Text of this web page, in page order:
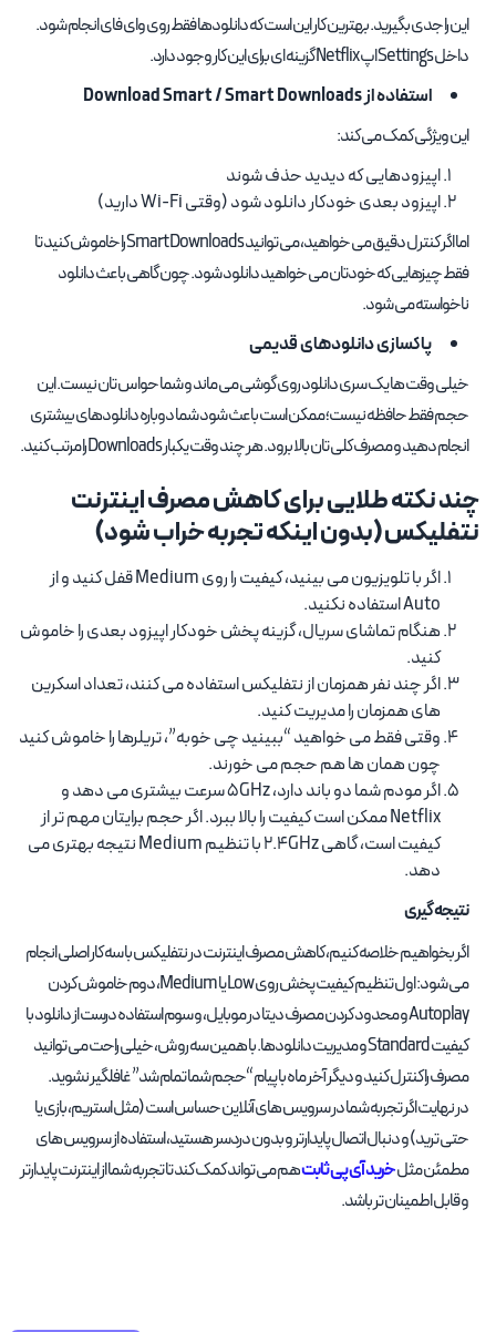
این را جدی بگیرید. بهترین کار این است که دانلودها فقط روی وای فای انجام شود.
داخل Settings اپ Netflix گزینه ای برای این کار وجود دارد.
استفاده از Download Smart / Smart Downloads
این ویژگی کمک می کند:
اپیزودهایی که دیدید حذف شوند
اپیزود بعدی خودکار دانلود شود (وقتی Wi-Fi دارید)
اما اگر کنترل دقیق می خواهید، می توانید Smart Downloads را خاموش کنید تا
فقط چیزهایی که خودتان می خواهید دانلود شود. چون گاهی باعث دانلود
ناخواسته می شود.
پاکسازی دانلودهای قدیمی
خیلی وقت ها یک سری دانلود روی گوشی می ماند و شما حواس تان نیست. این
حجم فقط حافظه نیست؛ ممکن است باعث شود شما دوباره دانلودهای بیشتری
انجام دهید و مصرف کلی تان بالا برود. هر چند وقت یکبار Downloads را مرتب کنید.
چند نکته طلایی برای کاهش مصرف اینترنت
نتفلیکس (بدون اینکه تجربه خراب شود)
اگر با تلویزیون می بینید، کیفیت را روی Medium قفل کنید و از
Auto استفاده نکنید.
هنگام تماشای سریال، گزینه پخش خودکار اپیزود بعدی را خاموش
کنید.
اگر چند نفر همزمان از نتفلیکس استفاده می کنند، تعداد اسکرین
های همزمان را مدیریت کنید.
وقتی فقط می خواهید “ببینید چی خوبه”، تریلرها را خاموش کنید
چون همان ها هم حجم می خورند.
اگر مودم شما دو باند دارد، 5GHz سرعت بیشتری می دهد و
Netflix ممکن است کیفیت را بالا ببرد. اگر حجم برایتان مهم تر از
کیفیت است، گاهی 2.4GHz با تنظیم Medium نتیجه بهتری می
دهد.
نتیجه گیری
اگر بخواهیم خلاصه کنیم، کاهش مصرف اینترنت در نتفلیکس با سه کار اصلی انجام
می شود: اول تنظیم کیفیت پخش روی Low یا Medium، دوم خاموش کردن
Autoplay و محدود کردن مصرف دیتا در موبایل، و سوم استفاده درست از دانلود با
کیفیت Standard و مدیریت دانلودها. با همین سه روش، خیلی راحت می توانید
مصرف را کنترل کنید و دیگر آخر ماه با پیام “حجم شما تمام شد” غافلگیر نشوید.
در نهایت اگر تجربه شما در سرویس های آنلاین حساس است (مثل استریم، بازی یا
حتی ترید) و دنبال اتصال پایدارتر و بدون دردسر هستید، استفاده از سرویس های
مطمئن مثلخرید آی پی ثابتهم می تواند کمک کند تا تجربه شما از اینترنت پایدارتر
و قابل اطمینان تر باشد.